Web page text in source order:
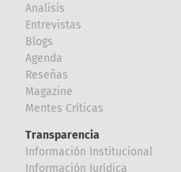
Analisis
Entrevistas
Blogs
Agenda
Reseñas
Magazine
Mentes Críticas
Transparencia
Información Institucional
Información Jurídica